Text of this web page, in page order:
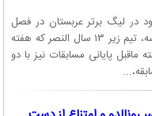
خود در لیگ برتر عربستان در فصل
۲۰۲۳-۲۰۲۴ را جشن گرفت. به گزارش ورزش سه، تیم زیر ۱۳ سال النصر که هفته
پایانی مسابقات نیز با دو